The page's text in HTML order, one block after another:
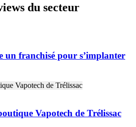
du secteur
un franchisé pour s’implanter
Vapotech de Trélissac